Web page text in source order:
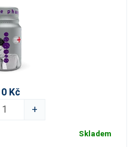
Kč
+
Skladem